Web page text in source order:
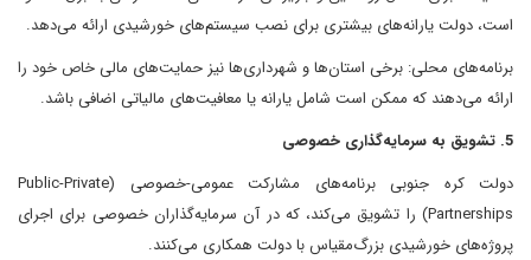
است، دولت یارانه‌های بیشتری برای نصب سیستم‌های خورشیدی ارائه می‌دهد.
برنامه‌های محلی: برخی استان‌ها و شهرداری‌ها نیز حمایت‌های مالی خاص خود را
ارائه می‌دهند که ممکن است شامل یارانه یا معافیت‌های مالیاتی اضافی باشد.
5. تشویق به سرمایه‌گذاری خصوصی
دولت کره جنوبی برنامه‌های مشارکت عمومی-خصوصی (Public-Private
Partnerships) را تشویق می‌کند، که در آن سرمایه‌گذاران خصوصی برای اجرای
پروژه‌های خورشیدی بزرگ‌مقیاس با دولت همکاری می‌کنند.